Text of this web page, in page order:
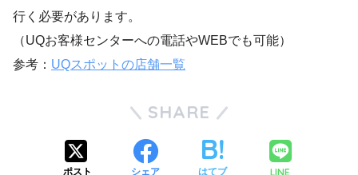
行く必要があります。
（UQお客様センターへの電話やWEBでも可能）
参考： UQスポットの店舗一覧
SHARE
ポスト シェア はてブ LINE